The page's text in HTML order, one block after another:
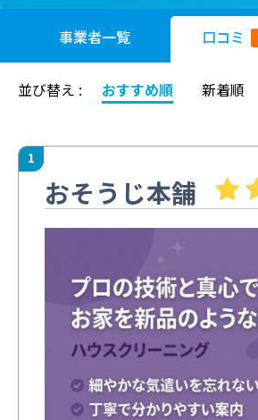
事業者一覧 口コミ
並び替え : おすすめ順 新着順
1
おそうじ本舗